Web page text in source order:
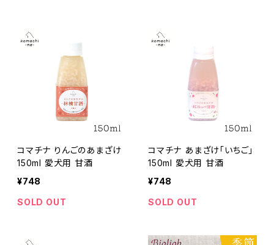
コマチナ りんごのあまざけ
150ml 愛犬用 甘酒
¥748
SOLD OUT
コマチナ あまざけ「いちご」
150ml 愛犬用 甘酒
¥748
SOLD OUT